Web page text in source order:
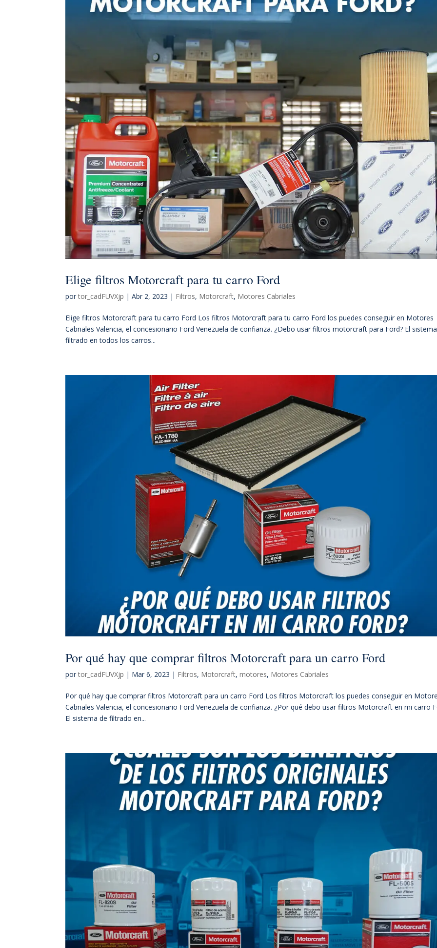
Elige filtros Motorcraft para tu carro Ford
portor_cadFUVXjp |Abr 2, 2023 | Filtros, Motorcraft, Motores Cabriales
Elige filtros Motorcraft para tu carro Ford Los filtros Motorcraft para tu carro Ford los puedes conseguir en Motores
Cabriales Valencia, el concesionario Ford Venezuela de confianza. ¿Debo usar filtros motorcraft para Ford? El
filtrado en todos los carros...
Por qué hay que comprar filtros Motorcraft para un carro Ford
portor_cadFUVXjp | Mar 6, 2023 | Filtros, Motorcraft,motores, Motores Cabriales
Por qué hay que comprar filtros Motorcraft para un carro Ford Los filtros Motorcraft los puedes conseguir en
Cabriales Valencia, el concesionario Ford Venezuela de confianza. ¿Por qué debo usar filtros Motorcraft en mi carro
El sistema de filtrado en...